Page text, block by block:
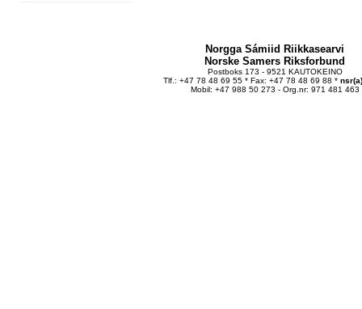
Norgga Sámiid Riikkasearvi
Norske Samers Riksforbund
Postboks 173 - 9521 KAUTOKEINO
Tlf.: +47 78 48 69 55 * Fax: +47 78 48 69 88 *
Mobil: +47 988 50 273 - Org.nr: 971 481 463